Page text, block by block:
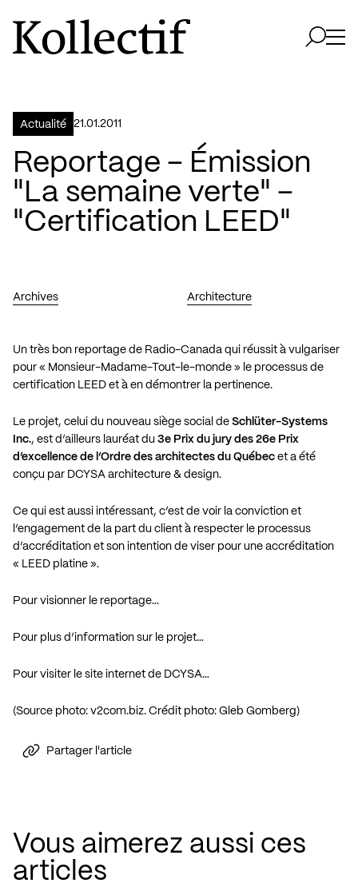
Aller à la page d'accueil
Logo Kollectif
Actualité 21.01.2011
Reportage – Émission
"La semaine verte" –
"Certification LEED"
Archives Architecture
Un très bon reportage de Radio-Canada qui réussit à vulgariser
pour « Monsieur-Madame-Tout-le-monde » le processus de
certification LEED et à en démontrer la pertinence.
Le projet, celui du nouveau siège social de Schlüter-Systems
Inc., est d’ailleurs lauréat du 3e Prix du jury des 26e Prix
d’excellence de l’Ordre des architectes du Québec et a été
conçu par DCYSA architecture & design.
Ce qui est aussi intéressant, c’est de voir la conviction et
l’engagement de la part du client à respecter le processus
d’accréditation et son intention de viser pour une accréditation
« LEED platine ».
Pour visionner le reportage…
Pour plus d’information sur le projet…
Pour visiter le site internet de DCYSA…
(Source photo: v2com.biz. Crédit photo: Gleb Gomberg)
Partager l'article
Vous aimerez aussi ces
articles